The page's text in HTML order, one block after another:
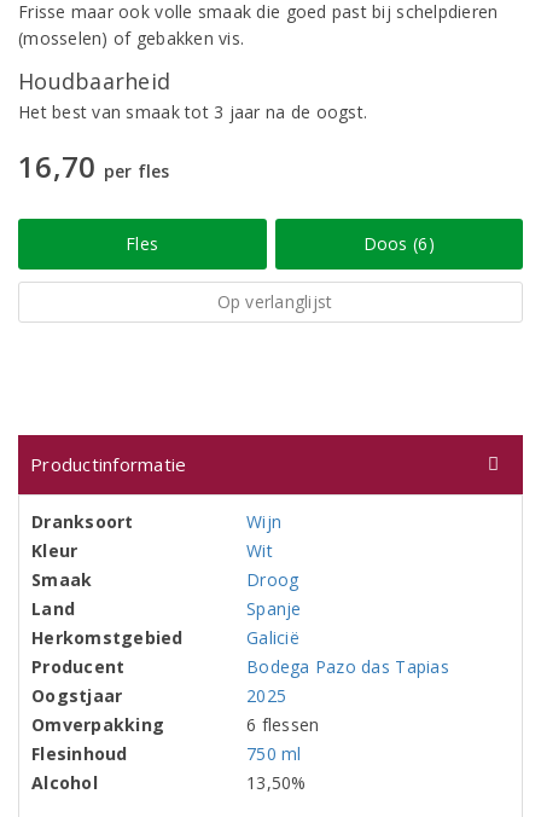
Frisse maar ook volle smaak die goed past bij schelpdieren
(mosselen) of gebakken vis.
Houdbaarheid
Het best van smaak tot 3 jaar na de oogst.
16,70 per fles
Fles Doos (6)
Op verlanglijst
Productinformatie
Dranksoort
Wijn
Kleur
Wit
Smaak
Droog
Land
Spanje
Herkomstgebied
Galicië
Producent
Bodega Pazo das Tapias
Oogstjaar
2025
Omverpakking
6 flessen
Flesinhoud
750 ml
Alcohol
13,50%